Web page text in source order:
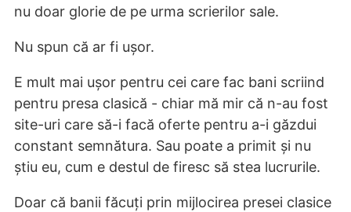
nu doar glorie de pe urma scrierilor sale.
Nu spun că ar fi ușor.
E mult mai ușor pentru cei care fac bani scriind
pentru presa clasică - chiar mă mir că n-au fost
site-uri care să-i facă oferte pentru a-i găzdui
constant semnătura. Sau poate a primit și nu
știu eu, cum e destul de firesc să stea lucrurile.
Doar că banii făcuți prin mijlocirea presei clasice